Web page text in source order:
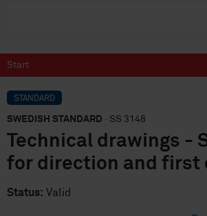
Start
STANDARD
SWEDISH STANDARD · SS 3148
Technical drawings -
for direction and first
Status: Valid